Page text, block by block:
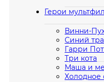
Герои
Винни-
Синий
Гарри
Три кота
Маша и
Холодное